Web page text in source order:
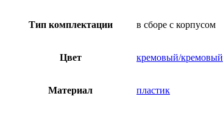
Тип комплектации в сборе с корпусом
Цвет кремовый/кремовый
Материал пластик